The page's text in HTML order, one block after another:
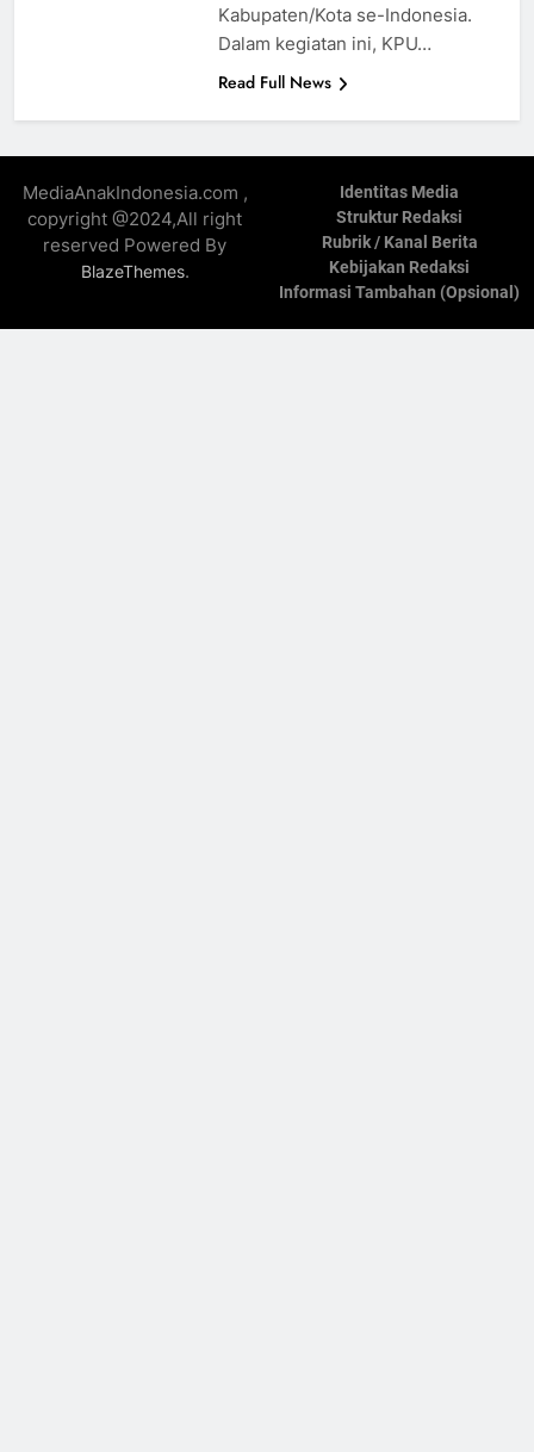
Kabupaten/Kota se-Indonesia.
Dalam kegiatan ini, KPU…
Read Full News
MediaAnakIndonesia.com ,
copyright @2024,All right
reserved Powered By
BlazeThemes.
Identitas Media
Struktur Redaksi
Rubrik / Kanal Berita
Kebijakan Redaksi
Informasi Tambahan (Opsional)